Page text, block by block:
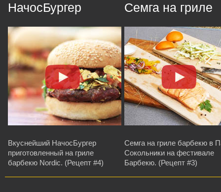
НачосБургер
Вкуснейший НачосБургер
приготовленный на гриле
барбекю Nordic. (Рецепт #4)
Семга на гриле
Семга на гриле барбекю в
Сокольники на фестивале
Барбекю. (Рецепт #3)